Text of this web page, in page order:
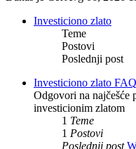
Investiciono zlato
Teme
Postovi
Poslednji post
Investiciono zlato FAQ
Odgovori na najčešće
investicionim zlatom
1 Teme
1 Postovi
Poslednji post